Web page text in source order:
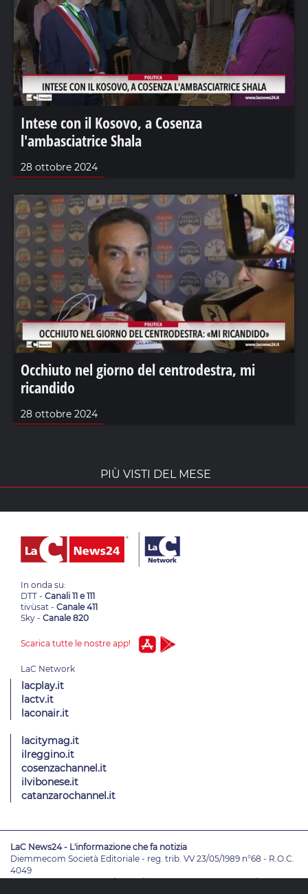
Intese con il Kosovo, a Cosenza
l'ambasciatrice Shala
28 ottobre 2024
Occhiuto nel giorno del centrodestra, mi
ricandido
28 ottobre 2024
PIÙ VISTI DEL MESE
In onda su:
DTT - Canali 11 e 111
tivùsat - Canale 411
Sky - Canale 820
Scarica tutte le nostre app!
lacplay.it
lactv.it
laconair.it
lacitymag.it
ilreggino.it
cosenzachannel.it
ilvibonese.it
catanzarochannel.it
LaC News24 - L'informazione che fa notizia
Diemmecom Società Editoriale - reg. trib. VV 23/05/1989 n°68 - R.O.C.
4049
Direttore ResponsabileAlessandro Russo- VicedirettoriEnrico De